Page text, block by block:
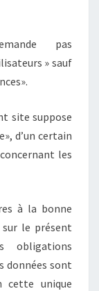
pas
» sauf
site suppose
d’un certain
les
à la bonne
le présent
obligations
données sont
cette unique